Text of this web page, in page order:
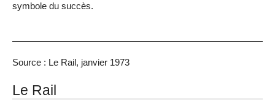
symbole du succès.
Source : Le Rail, janvier 1973
Le Rail